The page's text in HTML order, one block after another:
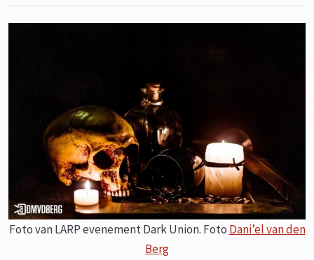
Foto van LARP evenement Dark Union. Foto Dani’el van den
Berg